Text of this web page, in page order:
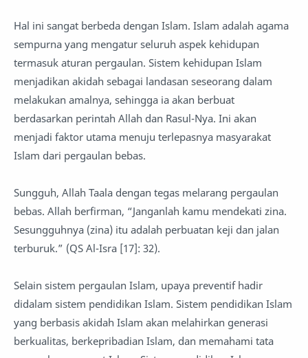
Hal ini sangat berbeda dengan Islam. Islam adalah agama
sempurna yang mengatur seluruh aspek kehidupan
termasuk aturan pergaulan. Sistem kehidupan Islam
menjadikan akidah sebagai landasan seseorang dalam
melakukan amalnya, sehingga ia akan berbuat
berdasarkan perintah Allah dan Rasul-Nya. Ini akan
menjadi faktor utama menuju terlepasnya masyarakat
Islam dari pergaulan bebas.
Sungguh, Allah Taala dengan tegas melarang pergaulan
bebas. Allah berfirman, “Janganlah kamu mendekati zina.
Sesungguhnya (zina) itu adalah perbuatan keji dan jalan
terburuk.” (QS Al-Isra [17]: 32).
Selain sistem pergaulan Islam, upaya preventif hadir
didalam sistem pendidikan Islam. Sistem pendidikan Islam
yang berbasis akidah Islam akan melahirkan generasi
berkualitas, berkepribadian Islam, dan memahami tata